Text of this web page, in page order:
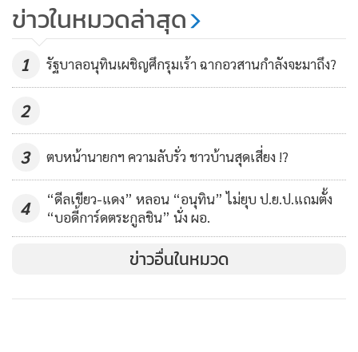
บรรยากาศการชุมนุมที่นับวันไร้ระเบียบ มีความสุดโต่ง “จาบ
จ้วง” สถาบันฯ แม้ว่าในระยะหลังจะถูกลดบทบาทลง เช่น นาย
พริษฐ์ ชิวารักษ์ หรือ “เพนกวิน” หรืออีกบางคนที่ใช้คำพูดและ
ทำให้การชุมนุมกลับมาเน้นที่ 3 ข้อเรียกร้องหลัก คือ แก้
รัฐธรรมนูญ หยุดคุกคาม และรัฐบาลลาออก แม้จะยังไม่ชัดว่า จะ
เรียงลำดับแบบไหน แต่ก็ถือว่าได้แนวร่วมมากพอสมควร
แต่ถึงอย่างไรก็ดี ก็ยังมีให้เห็นพฤติกรรมก้าวร้าว คุกคามของแกน
นำบางคน จากกรณีที่มีการสาดสีใส่ตำรวจ ที่สถานี
ตำรวจนครบาลสำราญราษฎร์ เมื่อวันศุกร์ที่ผ่านมา ก็ยิ่งตอกย้ำ
เมื่อพิจารณาจากภาพรวมดังกล่าวมาจนถึงนาทีนี้ เริ่มมีการ
99
รธน. เชื่อตกลงกันได้
ข่าวในหมวดล่าสุด
1 รัฐบาลอนุทินเผชิญศึกรุมเร้า ฉากอวสานกำลังจะมาถึง?
2
3 ตบหน้านายกฯ ความลับรั่ว ชาวบ้านสุดเสี่ยง !?
4
“ดีลเขียว-แดง” หลอน “อนุทิน” ไม่ยุบ ป.ย.ป.แถมตั้ง
“บอดี้การ์ดตระกูลชิน” นั่ง ผอ.
ข่าวอื่นในหมวด